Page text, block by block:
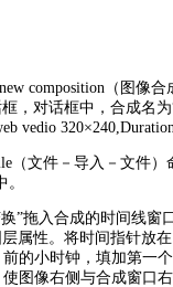
composition（图像合
，对话框中，合成名为
vedio
（文件－导入－文件）
换”拖入合成的时间线窗
属性。将时间指针放
前的小时钟，填加第一
使图像右侧与合成窗口